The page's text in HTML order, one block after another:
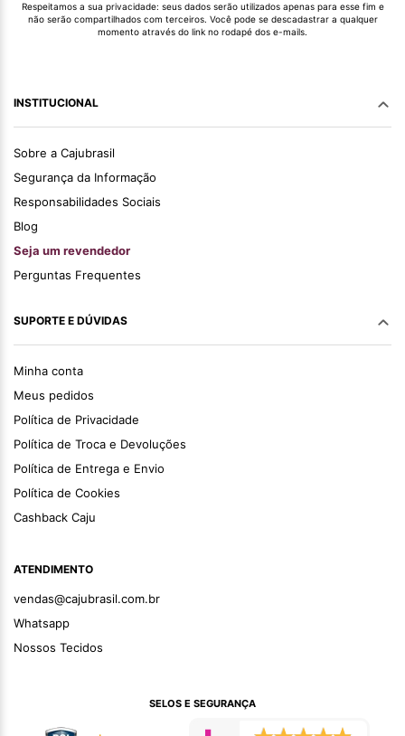
Respeitamos a sua privacidade: seus dados serão utilizados apenas para esse fim e
não serão compartilhados com terceiros. Você pode se descadastrar a qualquer
momento através do link no rodapé dos e-mails.
INSTITUCIONAL
Sobre a Cajubrasil
Segurança da Informação
Responsabilidades Sociais
Blog
Seja um revendedor
Perguntas Frequentes
SUPORTE E DÚVIDAS
Minha conta
Meus pedidos
Política de Privacidade
Política de Troca e Devoluções
Política de Entrega e Envio
Política de Cookies
Cashback Caju
ATENDIMENTO
vendas@cajubrasil.com.br
Whatsapp
Nossos Tecidos
SELOS E SEGURANÇA